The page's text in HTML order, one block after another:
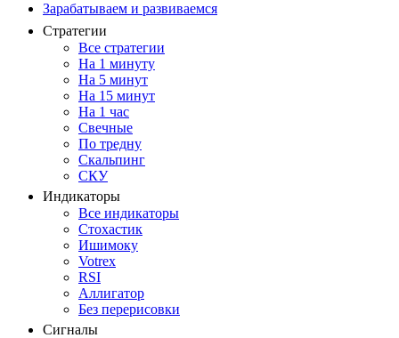
Зарабатываем и развиваемся
Стратегии
Все стратегии
На 1 минуту
На 5 минут
На 15 минут
На 1 час
Свечные
По тредну
Скальпинг
СКУ
Индикаторы
Все индикаторы
Стохастик
Ишимоку
Votrex
RSI
Аллигатор
Без перерисовки
Сигналы